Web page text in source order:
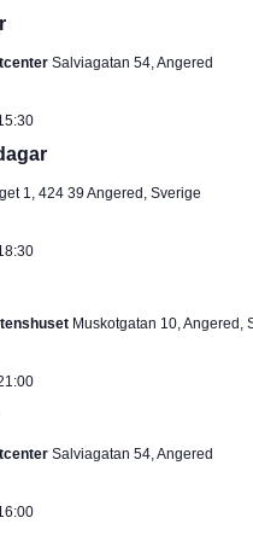
Salviagatan 54, Angered
1, 424 39 Angered, Sverige
Muskotgatan 10, Angered,
Salviagatan 54, Angered